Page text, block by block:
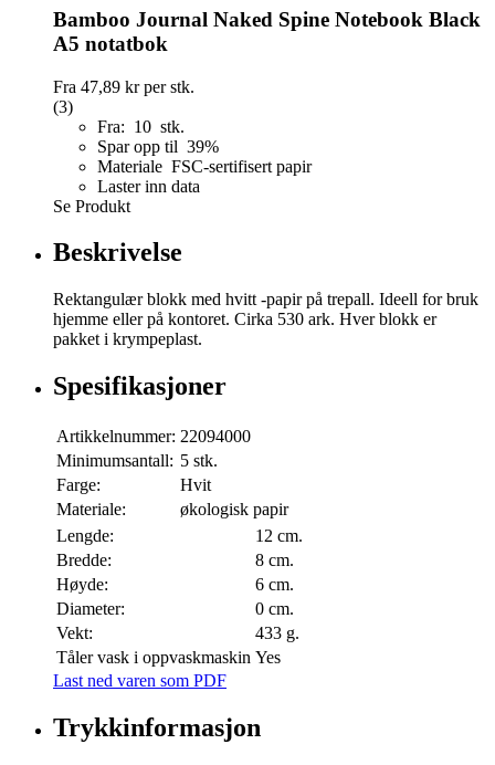
Bamboo Journal Naked Spine Notebook Black
A5 notatbok
Fra 47,89 krper stk.
(3)
Fra: 10 stk.
Spar opp til 39%
Materiale FSC-sertifisert papir
Laster inn data
Se Produkt
Beskrivelse
Rektangulær blokk med hvitt -papir på trepall. Ideell for bruk
hjemme eller på kontoret. Cirka 530 ark. Hver blokk er
pakket i krympeplast.
Spesifikasjoner
Artikkelnummer: 22094000
Minimumsantall: 5 stk.
Farge:
Hvit
Materiale:
økologisk papir
Lengde:
12 cm.
Bredde:
8 cm.
Høyde:
6 cm.
Diameter:
0 cm.
Vekt:
433 g.
Tåler vask i oppvaskmaskin Yes
Last ned varen som PDF
Trykkinformasjon